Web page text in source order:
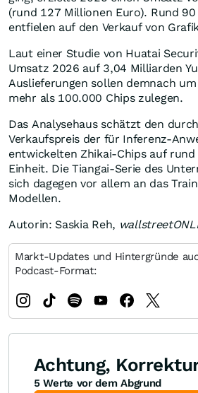
(rund 127 Millionen Euro). Rund
entfielen auf den Verkauf von
Laut einer Studie von Huatai
Umsatz 2026 auf 3,04 Milliarden
Auslieferungen sollen demnach
mehr als 100.000 Chips zulegen.
Das Analysehaus schätzt den
Verkaufspreis der für Inferenz-
entwickelten Zhikai-Chips auf rund
Einheit. Die Tiangai-Serie des
sich dagegen vor allem an das
Modellen.
Autorin: Saskia Reh,
Markt-Updates und Hintergründe
Podcast-Format:
Achtung,
5 Werte vor dem Abgrund